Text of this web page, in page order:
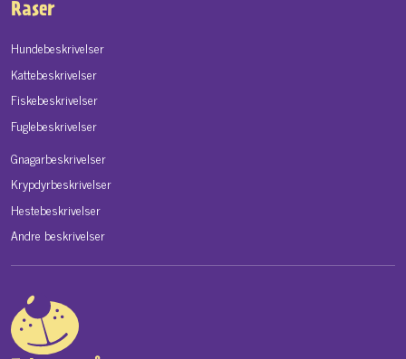
Raser
Hundebeskrivelser
Kattebeskrivelser
Fiskebeskrivelser
Fuglebeskrivelser
Gnagarbeskrivelser
Krypdyrbeskrivelser
Hestebeskrivelser
Andre beskrivelser